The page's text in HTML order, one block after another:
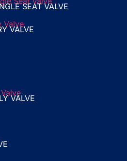
SEAT VALVE
VALVE
VALVE